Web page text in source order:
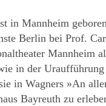
in Mannheim
Berlin bei Prof.
Mannheim
in der
in Wagners »An
Bayreuth zu